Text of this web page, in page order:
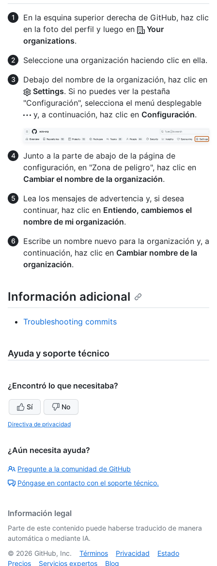
En la esquina superior derecha de GitHub, haz clic
en la foto del perfil y luego en
Your
organizations.
Seleccione una organización haciendo clic en ella.
Debajo del nombre de la organización, haz clic en
Settings. Si no puedes ver la pestaña
"Configuración", selecciona el menú desplegable
y, a continuación, haz clic en Configuración.
Junto a la parte de abajo de la página de
configuración, en "Zona de peligro", haz clic en
Cambiar el nombre de la organización.
Lea los mensajes de advertencia y, si desea
continuar, haz clic en Entiendo, cambiemos el
nombre de mi organización.
Escribe un nombre nuevo para la organización y, a
continuación, haz clic en Cambiar nombre de la
organización.
Información adicional
Troubleshooting commits
Ayuda y soporte técnico
¿Encontró lo que necesitaba?
Sí No
Directiva de privacidad
¿Aún necesita ayuda?
Pregunte a la comunidad de GitHub
Póngase en contacto con el soporte técnico.
Información legal
Parte de este contenido puede haberse traducido de manera
automática o mediante IA.
© 2026 GitHub, Inc. Términos Privacidad
Estado
Precios
Servicios expertos Blog